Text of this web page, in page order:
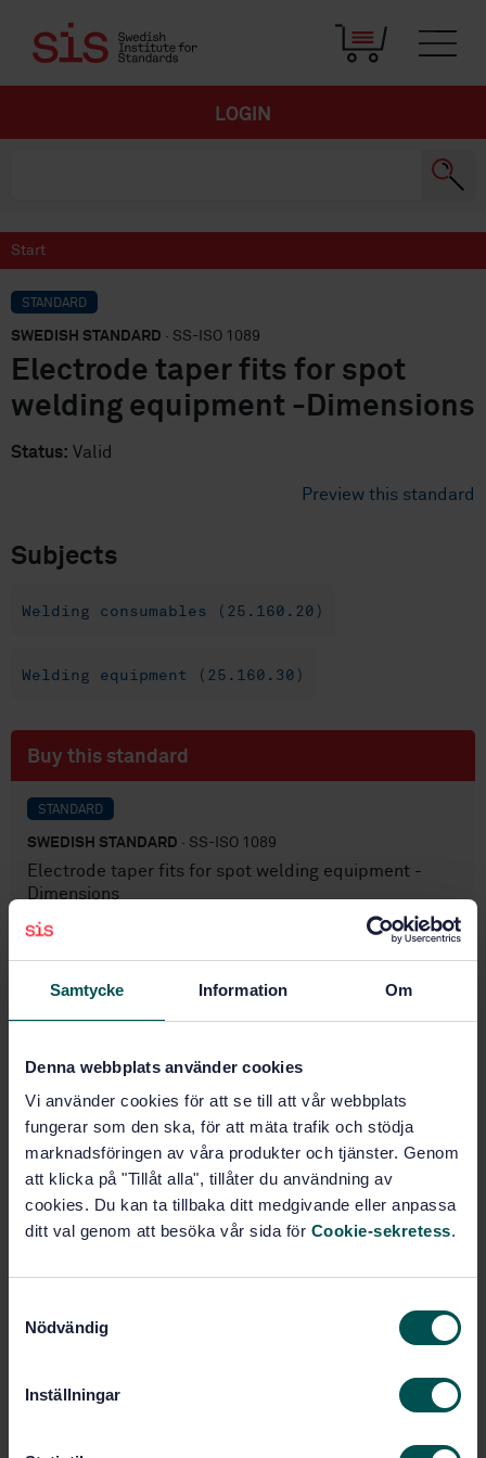
Samtycke Information Om
Denna webbplats använder cookies
Vi använder cookies för att se till att vår webbplats
fungerar som den ska, för att mäta trafik och stödja
marknadsföringen av våra produkter och tjänster. Genom
att klicka på "Tillåt alla", tillåter du användning av
cookies. Du kan ta tillbaka ditt medgivande eller anpassa
ditt val genom att besöka vår sida för Cookie-sekretess.
Nödvändig
Inställningar
LOGIN
Start
STANDARD
SWEDISH STANDARD · SS-ISO 1089
Electrode taper fits for spot
welding equipment -Dimensions
Status: Valid
Preview this standard
Subjects
Welding consumables (25.160.20)
Welding equipment (25.160.30)
Buy this standard
STANDARD
SWEDISH STANDARD · SS-ISO 1089
Electrode taper fits for spot welding equipment -
Dimensions
Subscribe on standards - Read more
Price:687 SEK
Add to cart
Show more
Product information
English Swedish
standarder
Article no:
Approved:4/1/1981